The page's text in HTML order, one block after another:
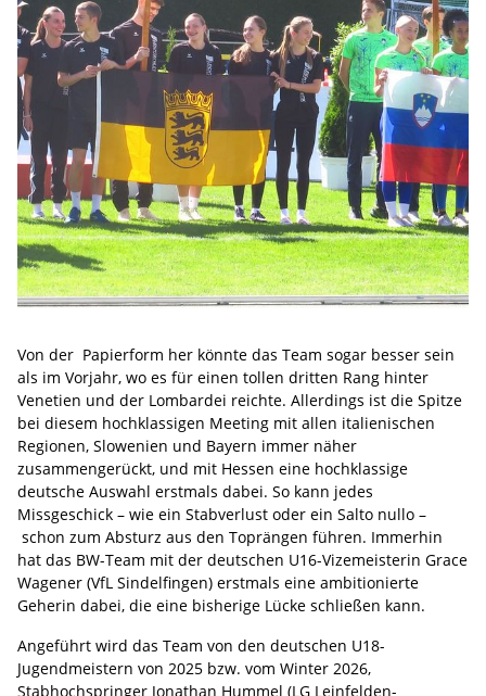
Von der Papierform her könnte das Team sogar besser sein
als im Vorjahr, wo es für einen tollen dritten Rang hinter
Venetien und der Lombardei reichte. Allerdings ist die Spitze
bei diesem hochklassigen Meeting mit allen italienischen
Regionen, Slowenien und Bayern immer näher
zusammengerückt, und mit Hessen eine hochklassige
deutsche Auswahl erstmals dabei. So kann jedes
Missgeschick – wie ein Stabverlust oder ein Salto nullo –
schon zum Absturz aus den Toprängen führen. Immerhin
hat das BW-Team mit der deutschen U16-Vizemeisterin Grace
Wagener (VfL Sindelfingen) erstmals eine ambitionierte
Geherin dabei, die eine bisherige Lücke schließen kann.
Angeführt wird das Team von den deutschen U18-
Jugendmeistern von 2025 bzw. vom Winter 2026,
Stabhochspringer Jonathan Hummel (LG Leinfelden-